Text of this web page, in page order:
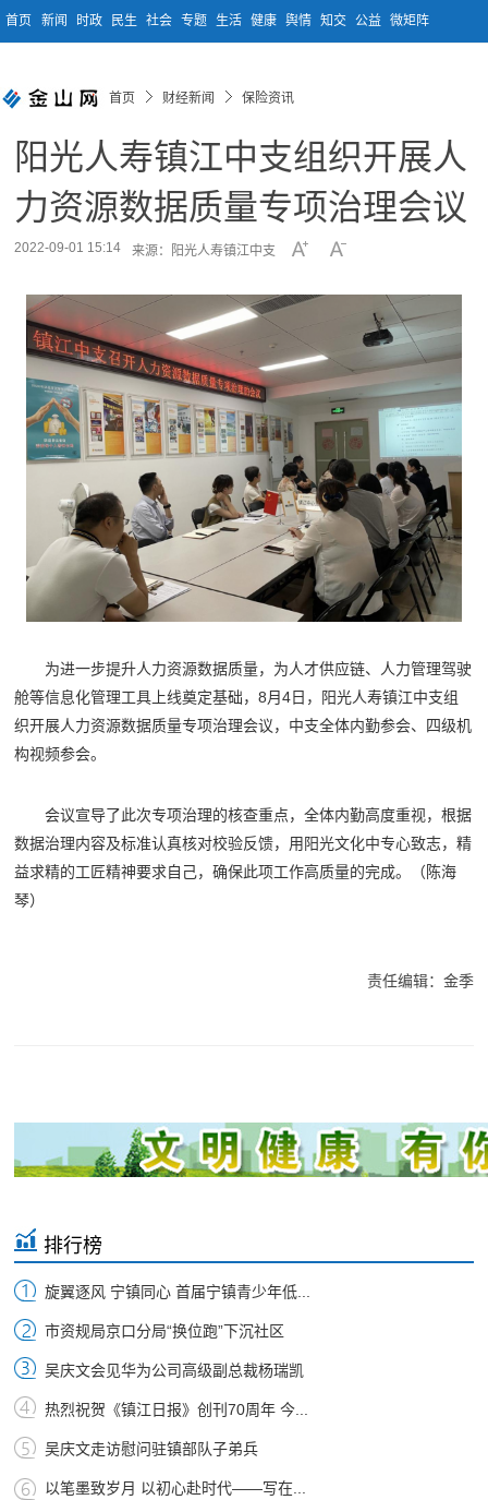
首页 新闻 时政 民生 社会 专题 生活 健康 舆情 知交 公益 微矩阵
首页 财经新闻 保险资讯
阳光人寿镇江中支组织开展人
力资源数据质量专项治理会议
2022-09-01 15:14 来源：阳光人寿镇江中支
为进一步提升人力资源数据质量，为人才供应链、人力管理驾驶
舱等信息化管理工具上线奠定基础，8月4日，阳光人寿镇江中支组
织开展人力资源数据质量专项治理会议，中支全体内勤参会、四级机
构视频参会。
会议宣导了此次专项治理的核查重点，全体内勤高度重视，根据
数据治理内容及标准认真核对校验反馈，用阳光文化中专心致志，精
益求精的工匠精神要求自己，确保此项工作高质量的完成。（陈海
琴）
责任编辑：金季
排行榜
旋翼逐风 宁镇同心 首届宁镇青少年低...
市资规局京口分局“换位跑”下沉社区
吴庆文会见华为公司高级副总裁杨瑞凯
热烈祝贺《镇江日报》创刊70周年 今...
吴庆文走访慰问驻镇部队子弟兵
以笔墨致岁月 以初心赴时代——写在...